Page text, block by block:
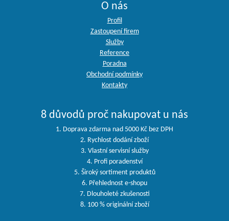
O nás
Profil
Zastoupení firem
Služby
Reference
Poradna
Obchodní podmínky
Kontakty
8 důvodů proč nakupovat u nás
1. Doprava zdarma nad 5000 Kč bez DPH
2. Rychlost dodání zboží
3. Vlastní servisní služby
4. Profi poradenství
5. Široký sortiment produktů
6. Přehlednost e-shopu
7. Dlouholeté zkušenosti
8. 100 % originální zboží